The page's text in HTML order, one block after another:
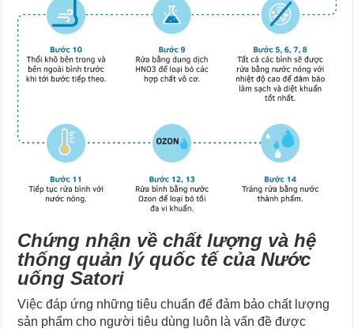
Chứng nhận về chất lượng và hệ
thống quản lý quốc tế của Nước
uống Satori
Việc đáp ứng những tiêu chuẩn để đảm bảo chất lượng
sản phẩm cho người tiêu dùng luôn là vấn đề được